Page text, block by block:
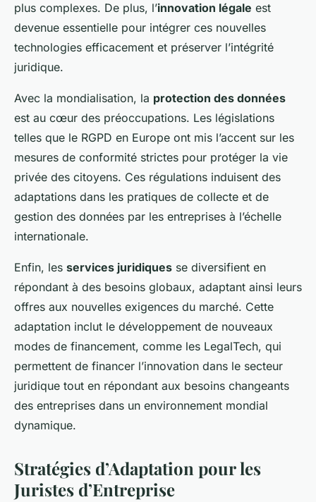
plus complexes. De plus, l’innovation légale est
devenue essentielle pour intégrer ces nouvelles
technologies efficacement et préserver l’intégrité
juridique.
Avec la mondialisation, la protection des données
est au cœur des préoccupations. Les législations
telles que le RGPD en Europe ont mis l’accent sur les
mesures de conformité strictes pour protéger la vie
privée des citoyens. Ces régulations induisent des
adaptations dans les pratiques de collecte et de
gestion des données par les entreprises à l’échelle
internationale.
Enfin, les services juridiques se diversifient en
répondant à des besoins globaux, adaptant ainsi leurs
offres aux nouvelles exigences du marché. Cette
adaptation inclut le développement de nouveaux
modes de financement, comme les LegalTech, qui
permettent de financer l’innovation dans le secteur
juridique tout en répondant aux besoins changeants
des entreprises dans un environnement mondial
dynamique.
Stratégies d’Adaptation pour les
Juristes d’Entreprise